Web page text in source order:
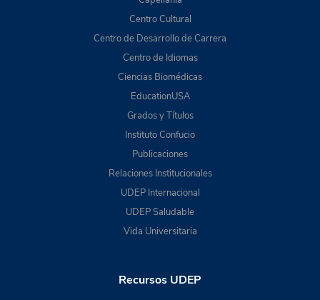
Centro Cultural
Centro de Desarrollo de Carrera
Centro de Idiomas
Ciencias Biomédicas
EducationUSA
Grados y Títulos
Instituto Confucio
Publicaciones
Relaciones Institucionales
UDEP Internacional
UDEP Saludable
Vida Universitaria
Recursos UDEP